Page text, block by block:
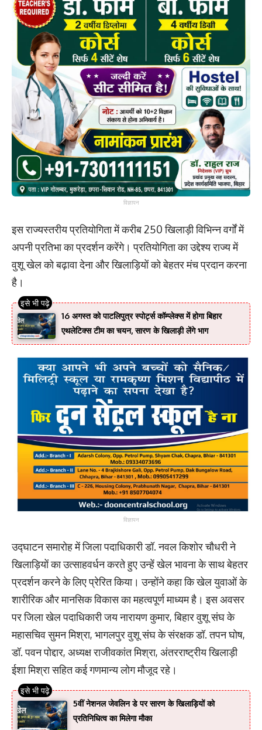
विज्ञापन
इस राज्यस्तरीय प्रतियोगिता में करीब 250 खिलाड़ी विभिन्न वर्गों में
अपनी प्रतिभा का प्रदर्शन करेंगे। प्रतियोगिता का उद्देश्य राज्य में
वुशू खेल को बढ़ावा देना और खिलाड़ियों को बेहतर मंच प्रदान करना
है।
16 अगस्त को पाटलिपुत्र स्पोर्ट्स कॉम्प्लेक्स में होगा बिहार
एथलेटिक्स टीम का चयन, सारण के खिलाड़ी लेंगे भाग
विज्ञापन
उद्घाटन समारोह में जिला पदाधिकारी डॉ. नवल किशोर चौधरी ने
खिलाड़ियों का उत्साहवर्धन करते हुए उन्हें खेल भावना के साथ बेहतर
प्रदर्शन करने के लिए प्रेरित किया। उन्होंने कहा कि खेल युवाओं के
शारीरिक और मानसिक विकास का महत्वपूर्ण माध्यम है। इस अवसर
पर जिला खेल पदाधिकारी जय नारायण कुमार, बिहार वुशू संघ के
महासचिव सुमन मिश्रा, भागलपुर वुशू संघ के संरक्षक डॉ. तपन घोष,
डॉ. पवन पोद्दार, अध्यक्ष राजीवकांत मिश्रा, अंतरराष्ट्रीय खिलाड़ी
ईशा मिश्रा सहित कई गणमान्य लोग मौजूद रहे।
5वीं नेशनल जेवलिन डे पर सारण के खिलाड़ियों को
प्रतिनिधित्व का मिलेगा मौका